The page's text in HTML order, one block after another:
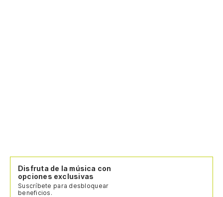
Disfruta de la música con
opciones exclusivas
Suscríbete para desbloquear
beneficios.